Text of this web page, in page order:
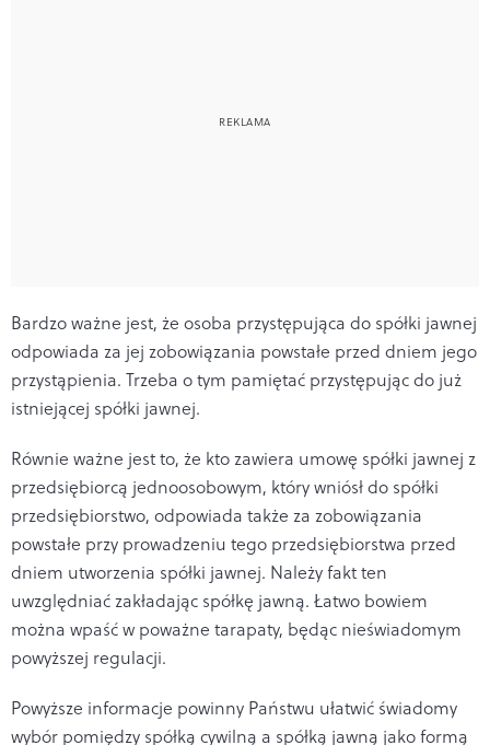
Bardzo ważne jest, że osoba przystępująca do spółki jawnej
odpowiada za jej zobowiązania powstałe przed dniem jego
przystąpienia. Trzeba o tym pamiętać przystępując do już
istniejącej spółki jawnej.
Równie ważne jest to, że kto zawiera umowę spółki jawnej z
przedsiębiorcą jednoosobowym, który wniósł do spółki
przedsiębiorstwo, odpowiada także za zobowiązania
powstałe przy prowadzeniu tego przedsiębiorstwa przed
dniem utworzenia spółki jawnej. Należy fakt ten
uwzględniać zakładając spółkę jawną. Łatwo bowiem
można wpaść w poważne tarapaty, będąc nieświadomym
powyższej regulacji.
Powyższe informacje powinny Państwu ułatwić świadomy
wybór pomiędzy spółką cywilną a spółką jawną jako formą